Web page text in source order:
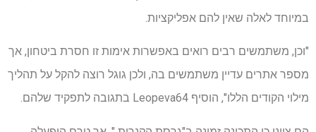
במיוחד לאלה שאין להם אפליקציות.
"וכן, משתמשים רבים רואים באפשרות אימות זו חסרת ביטחון, אך
מספר אתרים עדיין משתמשים בה, ולכן גוגל רוצה להקל על תהליך
מילוי הקודים הללו", הוסיף Leopeva64 בתגובה לתפקיד שלהם.